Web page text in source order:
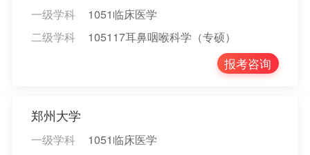
一级学科
1051临床医学
二级学科
105117耳鼻咽喉科学（专硕）
报考咨询
郑州大学
一级学科
1051临床医学